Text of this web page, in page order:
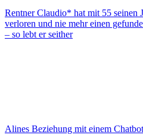
Rentner Claudio* hat mit 55 seinen
verloren und nie mehr einen
– so lebt er seither
Alines Beziehung mit einem Chatbot